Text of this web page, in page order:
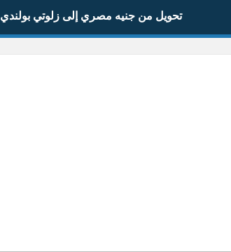
تحويل من جنيه مصري إلى زلوتي بولندي